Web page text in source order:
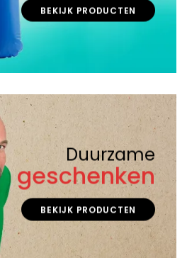
BEKIJK PRODUCTEN
Duurzame
geschenken
BEKIJK PRODUCTEN